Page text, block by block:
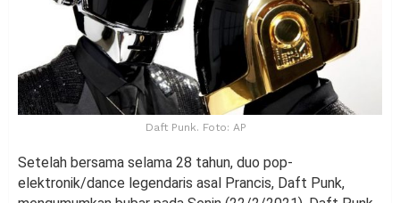
Daft Punk. Foto: AP
Setelah bersama selama 28 tahun, duo pop-
elektronik/dance legendaris asal Prancis, Daft Punk,